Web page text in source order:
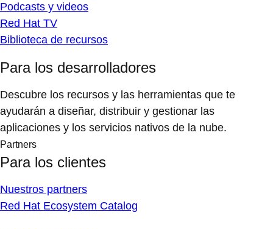
Podcasts y videos
Red Hat TV
Biblioteca de recursos
Para los desarrolladores
Descubre los recursos y las herramientas que te
ayudarán a diseñar, distribuir y gestionar las
aplicaciones y los servicios nativos de la nube.
Partners
Para los clientes
Nuestros partners
Red Hat Ecosystem Catalog